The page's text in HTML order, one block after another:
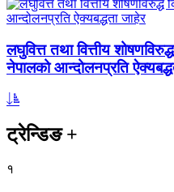
लघुवित्त तथा वित्तीय
नेपालको आन्दोलनप्रति
ट्रेन्डिङ+
१